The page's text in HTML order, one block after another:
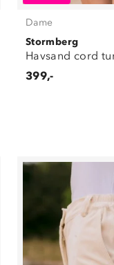
Dame
Stormberg
Havsand cord
399,-